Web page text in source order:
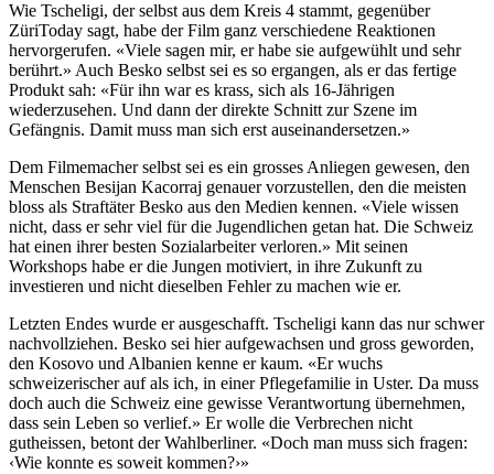
Wie Tscheligi, der selbst aus dem Kreis 4 stammt, gegenüber
ZüriToday sagt, habe der Film ganz verschiedene Reaktionen
hervorgerufen. «Viele sagen mir, er habe sie aufgewühlt und sehr
berührt.» Auch Besko selbst sei es so ergangen, als er das fertige
Produkt sah: «Für ihn war es krass, sich als 16-Jährigen
wiederzusehen. Und dann der direkte Schnitt zur Szene im
Gefängnis. Damit muss man sich erst auseinandersetzen.»
Dem Filmemacher selbst sei es ein grosses Anliegen gewesen, den
Menschen Besijan Kacorraj genauer vorzustellen, den die meisten
bloss als Straftäter Besko aus den Medien kennen. «Viele wissen
nicht, dass er sehr viel für die Jugendlichen getan hat. Die Schweiz
hat einen ihrer besten Sozialarbeiter verloren.» Mit seinen
Workshops habe er die Jungen motiviert, in ihre Zukunft zu
investieren und nicht dieselben Fehler zu machen wie er.
Letzten Endes wurde er ausgeschafft. Tscheligi kann das nur schwer
nachvollziehen. Besko sei hier aufgewachsen und gross geworden,
den Kosovo und Albanien kenne er kaum. «Er wuchs
schweizerischer auf als ich, in einer Pflegefamilie in Uster. Da muss
doch auch die Schweiz eine gewisse Verantwortung übernehmen,
dass sein Leben so verlief.» Er wolle die Verbrechen nicht
gutheissen, betont der Wahlberliner. «Doch man muss sich fragen:
‹Wie konnte es soweit kommen?›»